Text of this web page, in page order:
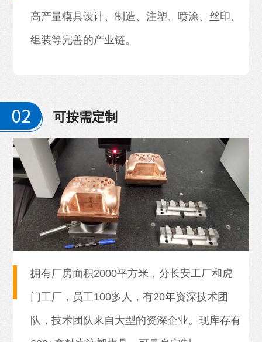
高产量模具设计、制造、注塑、喷涂、丝印、
组装等完善的产业链。
可按需定制
拥有厂房面积2000平方米，分长安工厂和虎
门工厂，员工100多人，有20年资深技术团
队，技术团队来自大型的资深企业。现库存有